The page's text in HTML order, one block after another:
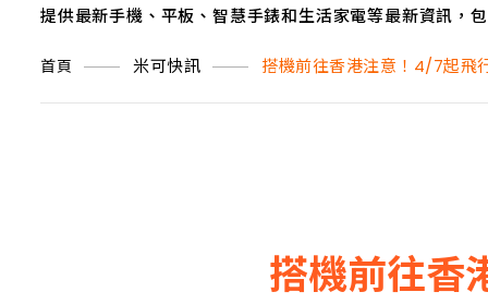
提供最新手機、平板、智慧手錶和生活家電等最新資訊，
首頁 米可快訊 搭機前往香港注意！4/7起飛
搭機前往香